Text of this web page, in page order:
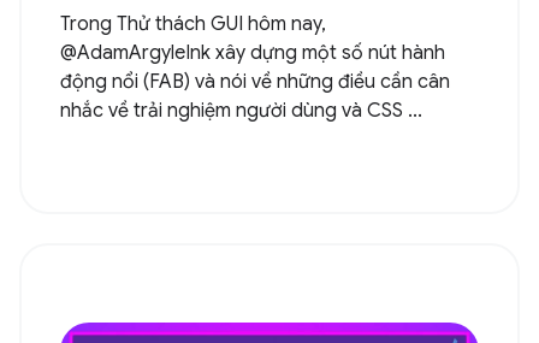
Trong Thử thách GUI hôm nay,
@AdamArgyleInk xây dựng một số nút hành
động nổi (FAB) và nói về những điều cần cân
nhắc về trải nghiệm người dùng và CSS ...